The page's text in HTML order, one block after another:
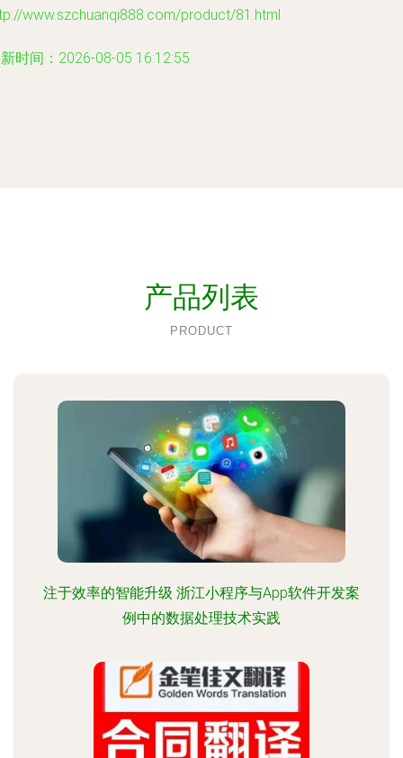
www.szchuanqi888.com/product/81.html
时间：2026-08-05 16:12:55
产品列表
PRODUCT
注于效率的智能升级 浙江小程序与App软件开发案
例中的数据处理技术实践